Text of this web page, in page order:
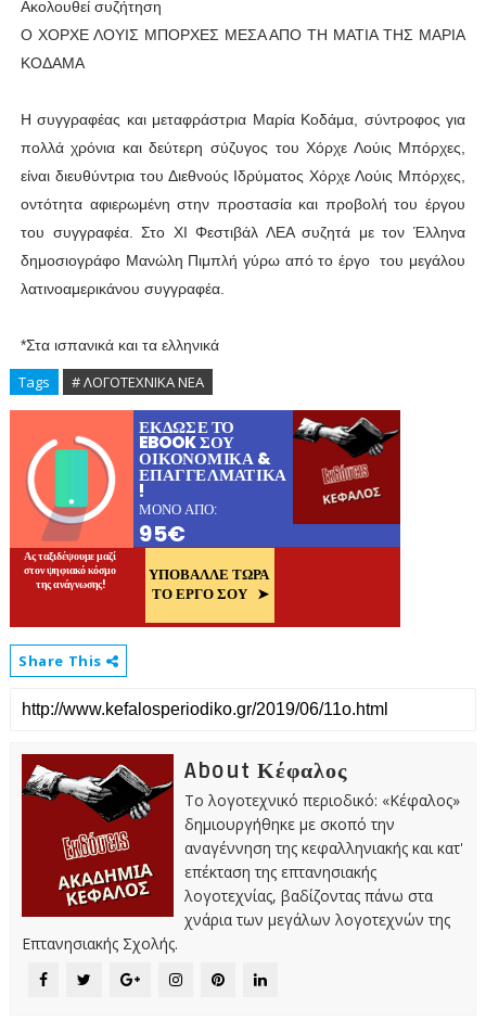
Ακολουθεί συζήτηση
Ο ΧΟΡΧΕ ΛΟΥΙΣ ΜΠΟΡΧΕΣ ΜΕΣΑ ΑΠΟ ΤΗ ΜΑΤΙΑ ΤΗΣ ΜΑΡΙΑ
ΚΟΔΑΜΑ
Η συγγραφέας και μεταφράστρια Μαρία Κοδάμα, σύντροφος για
πολλά χρόνια και δεύτερη σύζυγος του Χόρχε Λούις Μπόρχες,
είναι διευθύντρια του Διεθνούς Ιδρύματος Χόρχε Λούις Μπόρχες,
οντότητα αφιερωμένη στην προστασία και προβολή του έργου
του συγγραφέα. Στο ΧΙ Φεστιβάλ ΛΕΑ συζητά με τον Έλληνα
δημοσιογράφο Μανώλη Πιμπλή γύρω από το έργο του μεγάλου
λατινοαμερικάνου συγγραφέα.
*Στα ισπανικά και τα ελληνικά
Tags # ΛΟΓΟΤΕΧΝΙΚΑ ΝΕΑ
Share This
About Κέφαλος
Το λογοτεχνικό περιοδικό: «Κέφαλος»
δημιουργήθηκε με σκοπό την
αναγέννηση της κεφαλληνιακής και κατ'
επέκταση της επτανησιακής
λογοτεχνίας, βαδίζοντας πάνω στα
χνάρια των μεγάλων λογοτεχνών της
Επτανησιακής Σχολής.